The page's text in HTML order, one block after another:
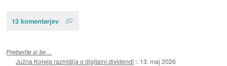
13 komentarjev
Preberite si še…
Južna Koreja razmišlja o digitalni dividendi :: 13. maj 2026